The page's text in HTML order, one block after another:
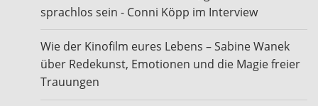
sprachlos sein - Conni Köpp im Interview
Wie der Kinofilm eures Lebens – Sabine Wanek
über Redekunst, Emotionen und die Magie freier
Trauungen